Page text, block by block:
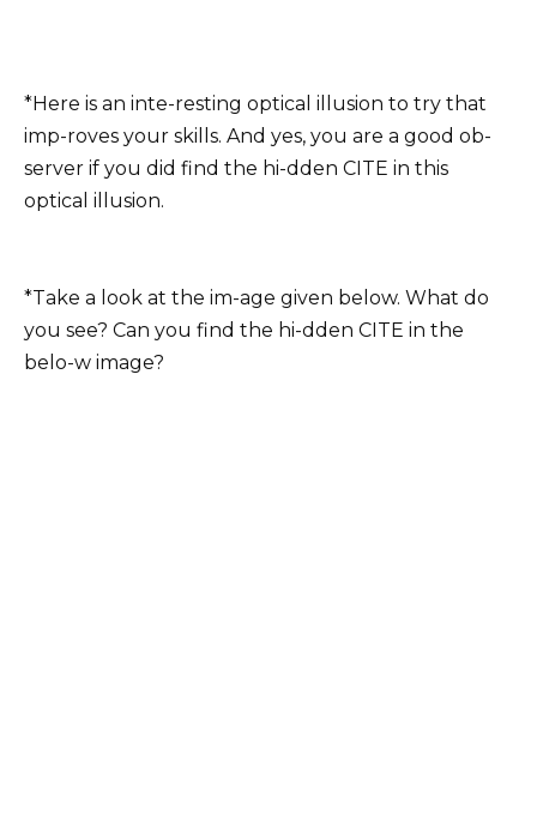
*Here is an inte-resting optical illusion to try that
imp-roves your skills. And yes, you are a good ob-
server if you did find the hi-dden CITE in this
optical illusion.
*Take a look at the im-age given below. What do
you see? Can you find the hi-dden CITE in the
belo-w image?